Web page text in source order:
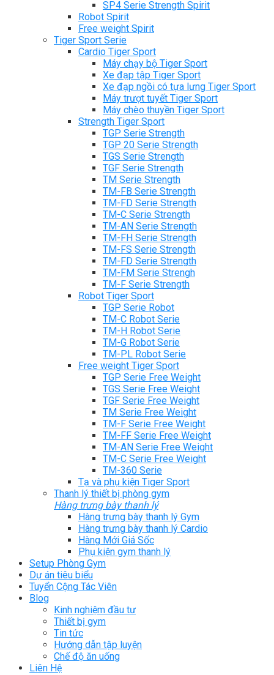
SP4 Serie Strength Spirit
Robot Spirit
Free weight Spirit
Tiger Sport Serie
Cardio Tiger Sport
Máy chạy bộ Tiger Sport
Xe đạp tập Tiger Sport
Xe đạp ngồi có tựa lưng Tiger Sport
Máy trượt tuyết Tiger Sport
Máy chèo thuyền Tiger Sport
Strength Tiger Sport
TGP Serie Strength
TGP 20 Serie Strength
TGS Serie Strength
TGF Serie Strength
TM Serie Strength
TM-FB Serie Strength
TM-FD Serie Strength
TM-C Serie Strength
TM-AN Serie Strength
TM-FH Serie Strength
TM-FS Serie Strength
TM-FD Serie Strength
TM-FM Serie Strengh
TM-F Serie Strength
Robot Tiger Sport
TGP Serie Robot
TM-C Robot Serie
TM-H Robot Serie
TM-G Robot Serie
TM-PL Robot Serie
Free weight Tiger Sport
TGP Serie Free Weight
TGS Serie Free Weight
TGF Serie Free Weight
TM Serie Free Weight
TM-F Serie Free Weight
TM-FF Serie Free Weight
TM-AN Serie Free Weight
TM-C Serie Free Weight
TM-360 Serie
Tạ và phụ kiện Tiger Sport
Thanh lý thiết bị phòng gym
Hàng trưng bày thanh lý
Hàng trưng bày thanh lý Gym
Hàng trưng bày thanh lý Cardio
Hàng Mới Giá Sốc
Phụ kiện gym thanh lý
Setup Phòng Gym
Dự án tiêu biểu
Tuyển Cộng Tác Viên
Blog
Kinh nghiệm đầu tư
Thiết bị gym
Tin tức
Hướng dẫn tập luyện
Chế độ ăn uống
Liên Hệ